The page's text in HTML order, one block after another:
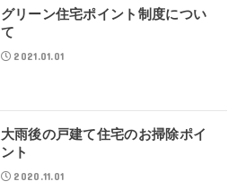
グリーン住宅ポイント制度につい
て
2021.01.01
大雨後の戸建て住宅のお掃除ポイ
ント
2020.11.01